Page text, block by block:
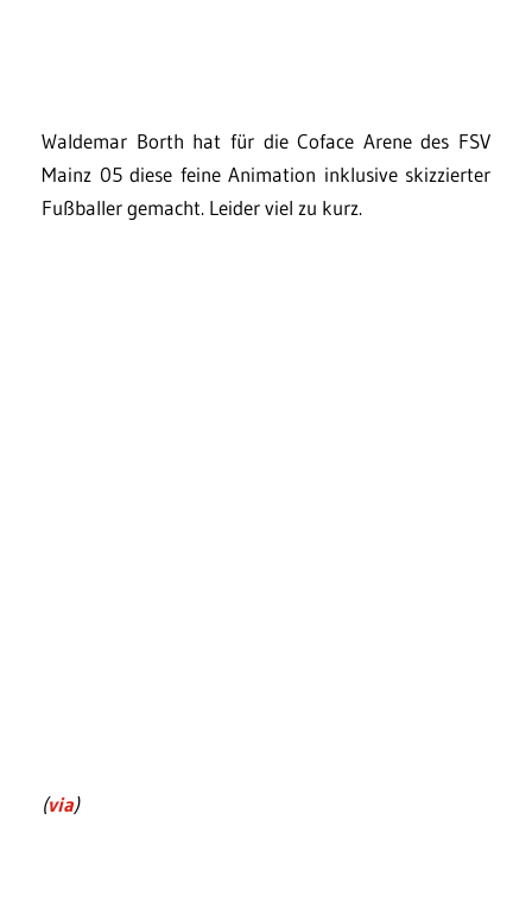
Waldemar Borth hat für die Coface Arene des FSV
Mainz 05 diese feine Animation inklusive skizzierter
Fußballer gemacht. Leider viel zu kurz.
(via)